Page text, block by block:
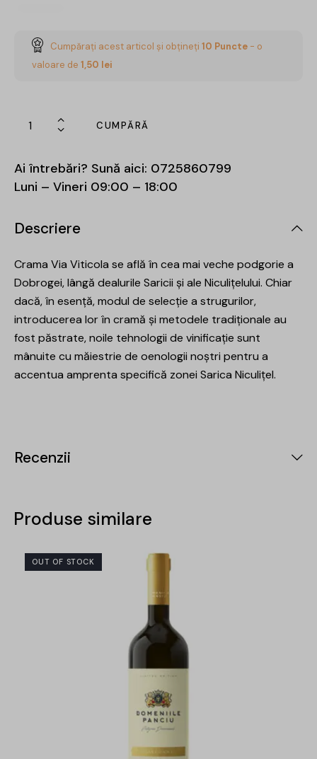
Cumpărați acest articol și obțineți 10 Puncte - o
valoare de 1,50 lei
CUMPĂRĂ
Ai întrebări? Sună aici: 0725860799
Luni – Vineri 09:00 – 18:00
Descriere
Crama Via Viticola se află în cea mai veche podgorie a
Dobrogei, lângă dealurile Saricii și ale Niculițelului. Chiar
dacă, în esenţă, modul de selecţie a strugurilor,
introducerea lor în cramă și metodele tradiționale au
fost păstrate, noile tehnologii de vinificaţie sunt
mânuite cu măiestrie de oenologii noștri pentru a
accentua amprenta specifică zonei Sarica Niculiţel.
Recenzii
Produse similare
OUT OF STOCK